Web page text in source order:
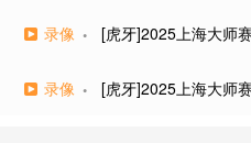
录像 [虎牙]2025上海大师
录像 [虎牙]2025上海大师